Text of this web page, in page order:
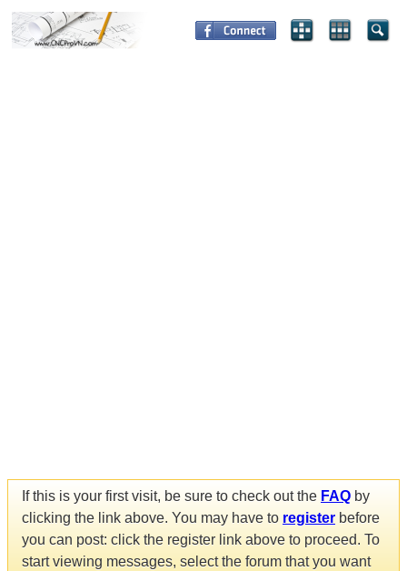
If this is your first visit, be sure to check out the FAQ by
clicking the link above. You may have to register before
you can post: click the register link above to proceed. To
start viewing messages, select the forum that you want